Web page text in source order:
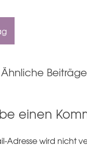
Ähnliche Beiträge
einen
Adresse wird nicht